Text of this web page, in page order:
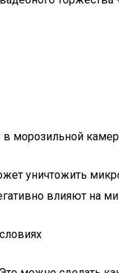
в морозильной
уничтожить
влияют на